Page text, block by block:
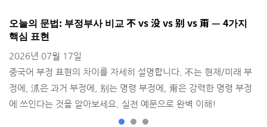
오늘의 문법: 부정부사 비교 不 vs 没 vs 别 vs 甭 — 4가지
핵심 표현
2026년 07월 17일
중국어 부정 표현의 차이를 자세히 설명합니다. 不는 현재/미래 부
정에, 沠은 과거 부정에, 别는 명령 부정에, 甭은 강력한 명령 부정
에 쓰인다는 것을 알아보세요. 실전 예문으로 완벽 이해!